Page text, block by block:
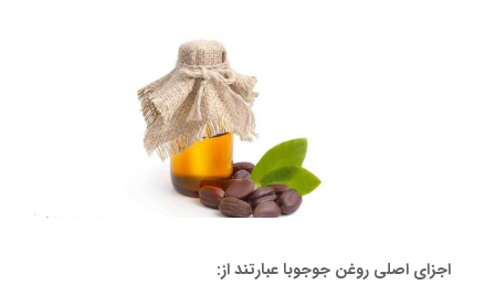
اجزای اصلی روغن جوجوبا عبارتند از: